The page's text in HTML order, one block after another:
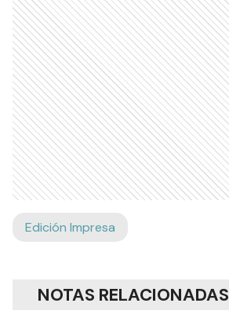
Edición Impresa
NOTAS RELACIONADAS